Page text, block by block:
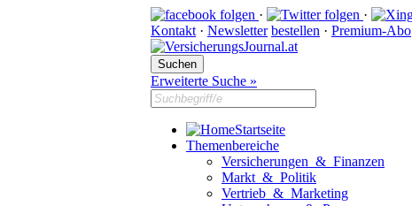
· ·
Kontakt · Newsletter bestellen · Premium-Abo
Erweiterte Suche »
Startseite
Themenbereiche
Versicherungen & Finanzen
Markt & Politik
Vertrieb & Marketing